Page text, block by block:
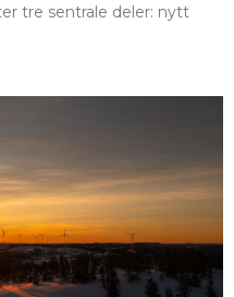
tre sentrale deler: nytt